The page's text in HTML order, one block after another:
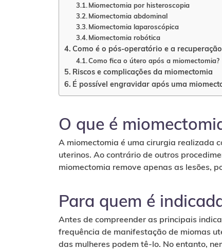
Miomectomia por histeroscopia
Miomectomia abdominal
Miomectomia laparoscópica
Miomectomia robótica
Como é o pós-operatório e a
Como fica o útero após a miomectomia?
Riscos e complicações da miomectomia
É possível engravidar após uma
O que é
A miomectomia é uma cirurgia realizada
uterinos. Ao contrário de outros
miomectomia remove apenas as lesões,
Para quem é
Antes de compreender as principais
frequência de manifestação de miomas
das mulheres podem tê-lo. No entanto,